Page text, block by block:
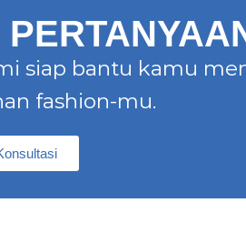
siap bantu kamu
fashion-mu.